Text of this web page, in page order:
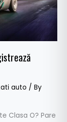
auto / By
Clasa O? Pare